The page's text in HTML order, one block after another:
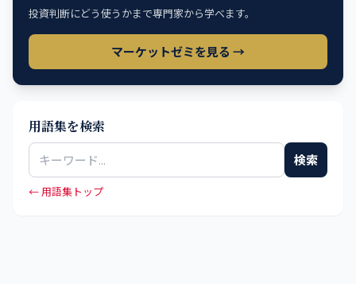
投資判断にどう使うかまで専門家から学べます。
マーケットゼミを見る →
用語集を検索
検索
← 用語集トップ